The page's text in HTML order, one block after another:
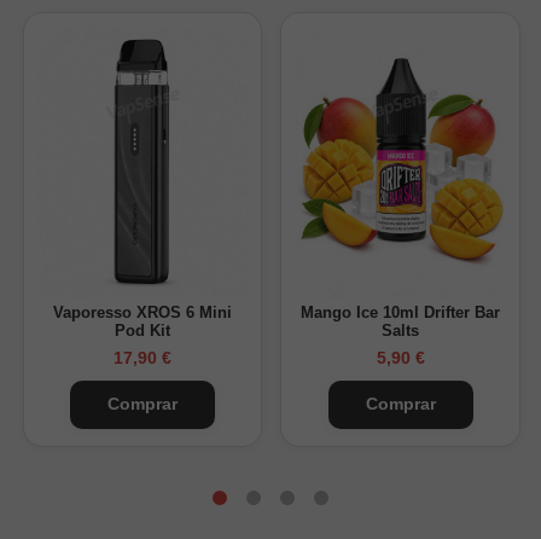
Vaporesso XROS 6 Mini
Pod Kit
17,90 €
Comprar
Mango Ice 10ml Drifter Bar
Salts
5,90 €
Comprar